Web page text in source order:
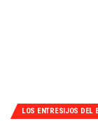
LOS ENTRESIJOS DEL